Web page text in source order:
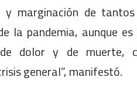
y marginación de
la pandemia, aunque
dolor y de muerte,
general”, manifestó.